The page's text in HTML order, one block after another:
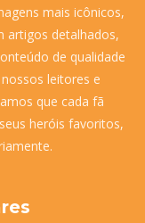
mais icônicos,
artigos detalhados,
de qualidade
leitores e
que cada fã
heróis favoritos,